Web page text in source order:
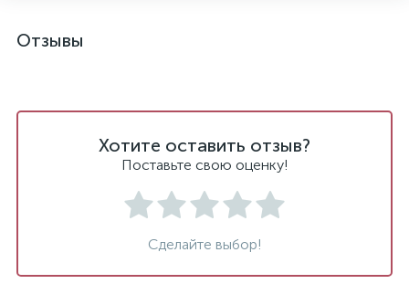
Отзывы
Хотите оставить отзыв?
Поставьте свою оценку!
Сделайте выбор!